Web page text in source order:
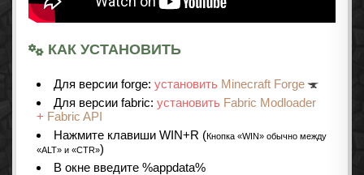
КАК УСТАНОВИТЬ
Для версии forge: установить Minecraft Forge
Для версии fabric: установить Fabric Modloader
+ Fabric API
Нажмите клавиши WIN+R (Кнопка «WIN» обычно между
«ALT» и «CTR»)
В окне введите %appdata%